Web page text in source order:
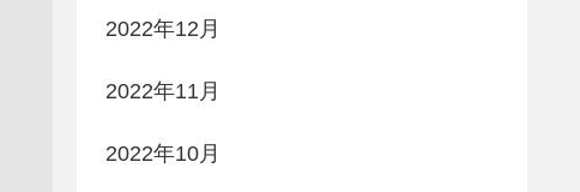
2022年12月
2022年11月
2022年10月